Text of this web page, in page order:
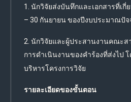
1. นักวิจัยส่งบันทึกและเอกสารที่เกี่
– 30 กันยายน ของปีงบประมาณปั
2. นักวิจัยและผู้ประสานงานคณะส
การดำเนินงานของคำร้องที่ส่งไป โ
บริหารโครงการวิจัย
รายละเอียดของขั้นตอน